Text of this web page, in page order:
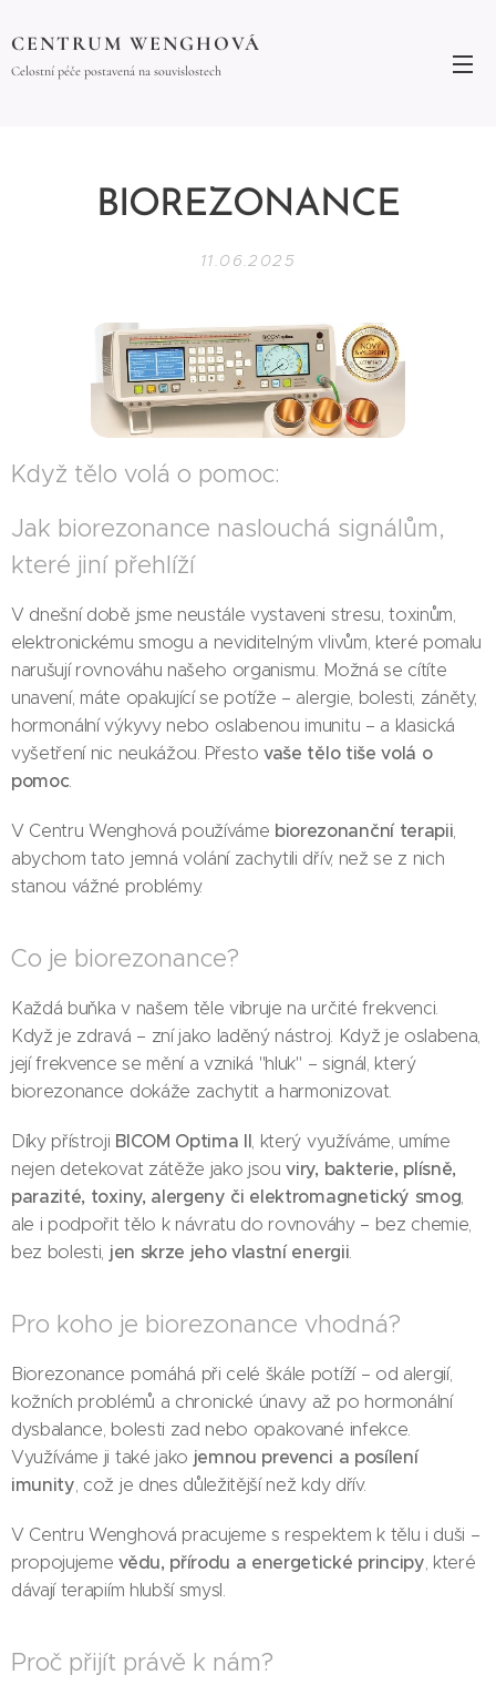
CENTRUM WENGHOVÁ
Celostní péče postavená na souvislostech
BIOREZONANCE
11.06.2025
Když tělo volá o pomoc:
Jak biorezonance naslouchá signálům,
které jiní přehlíží
V dnešní době jsme neustále vystaveni stresu, toxinům,
elektronickému smogu a neviditelným vlivům, které pomalu
narušují rovnováhu našeho organismu. Možná se cítíte
unavení, máte opakující se potíže – alergie, bolesti, záněty,
hormonální výkyvy nebo oslabenou imunitu – a klasická
vyšetření nic neukážou. Přestovaše tělo tiše volá o
pomoc.
V Centru Wenghová používáme biorezonanční terapii
abychom tato jemná volání zachytili dřív, než se z nich
stanou vážné problémy.
Co je biorezonance?
Každá buňka v našem těle vibruje na určité frekvenci.
Když je zdravá – zní jako laděný nástroj. Když je oslabena,
její frekvence se mění a vzniká "hluk" – signál, který
biorezonance dokáže zachytit a harmonizovat.
Díky přístroji BICOM Optima II , který využíváme, umíme
nejen detekovat zátěže jako jsouviry, bakterie, plísně,
parazité, toxiny, alergeny či elektromagnetický smog
ale i podpořit tělo k návratu do rovnováhy – bez chemie,
bez bolesti, jen skrze jeho vlastní energii
Pro koho je biorezonance vhodná?
Biorezonance pomáhá při celé škále potíží – od alergií,
kožních problémů a chronické únavy až po hormonální
dysbalance, bolesti zad nebo opakované infekce.
Využíváme ji také jako jemnou prevenci a posílení
imunity , což je dnes důležitější než kdy dřív.
V Centru Wenghová pracujeme s respektem k tělu i duši –
propojujemevědu, přírodu a energetické principy , které
dávají terapiím hlubší smysl.
Proč přijít právě k nám?